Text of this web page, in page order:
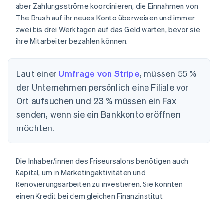
aber Zahlungsströme koordinieren, die Einnahmen von
The Brush auf ihr neues Konto überweisen und immer
zwei bis drei Werktagen auf das Geld warten, bevor sie
ihre Mitarbeiter bezahlen können.
Laut einer Umfrage von Stripe, müssen 55 %
der Unternehmen persönlich eine Filiale vor
Ort aufsuchen und 23 % müssen ein Fax
senden, wenn sie ein Bankkonto eröffnen
möchten.
Die Inhaber/innen des Friseursalons benötigen auch
Kapital, um in Marketingaktivitäten und
Renovierungsarbeiten zu investieren. Sie könnten
einen Kredit bei dem gleichen Finanzinstitut